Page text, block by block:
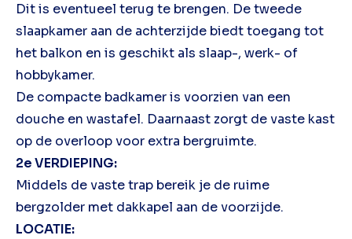
Dit is eventueel terug te brengen. De tweede
slaapkamer aan de achterzijde biedt toegang tot
het balkon en is geschikt als slaap-, werk- of
hobbykamer.
De compacte badkamer is voorzien van een
douche en wastafel. Daarnaast zorgt de vaste kast
op de overloop voor extra bergruimte.
2e VERDIEPING:
Middels de vaste trap bereik je de ruime
bergzolder met dakkapel aan de voorzijde.
LOCATIE: